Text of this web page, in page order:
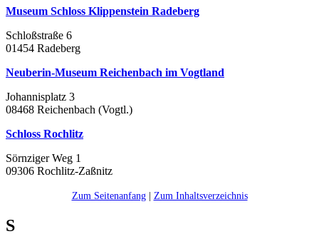
Museum Schloss Klippenstein Radeberg
Schloßstraße 6
01454 Radeberg
Neuberin-Museum Reichenbach im Vogtland
Johannisplatz 3
08468 Reichenbach (Vogtl.)
Schloss Rochlitz
Sörnziger Weg 1
09306 Rochlitz-Zaßnitz
Zum Seitenanfang| Zum Inhaltsverzeichnis
S